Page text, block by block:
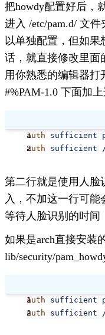
把howdy配置好后，
进入 /etc/pam.d/ 文件
以单独配置，但如果
话，就直接修改里面
用你熟悉的编辑器打
#%PAM-1.0 下面加
auth sufficient
auth sufficient
第二行就是使用人脸
入，不加这一行可
等待人脸识别的时间
如果是arch直接安装
lib/security/
auth sufficient
auth sufficient